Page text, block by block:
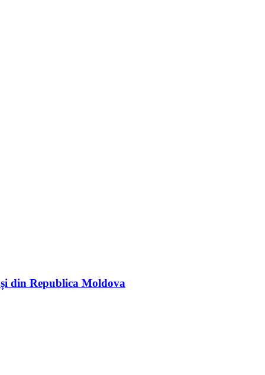
din Republica Moldova